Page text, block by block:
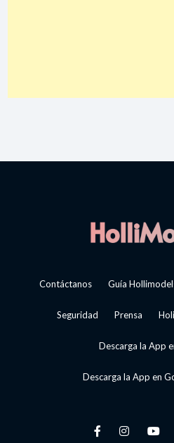
Contáctanos Guía
Seguridad Prensa
Descarga la App
Descarga la App en